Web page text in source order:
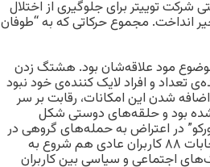
توییتر برای جلوگیری از اختلال
انداخت. مجموع حرکاتی که به “طوفان
مود علاقه‌شان بود. هشتگ زدن
تعداد و افراد لایک کننده‌ی خود نبود
شدن این امکانات، رقابت بر سر
شده بود و حلقه‌های دوستی شکل
در اعتراض به حمله‌های گروهی در
فضای توییتر اشاره کرد. با شروع فضای اعتراضی پس از انتخابات ۸۸ کاربران عادی هم شروع به
اجتماعی و سیاسی بین کاربران